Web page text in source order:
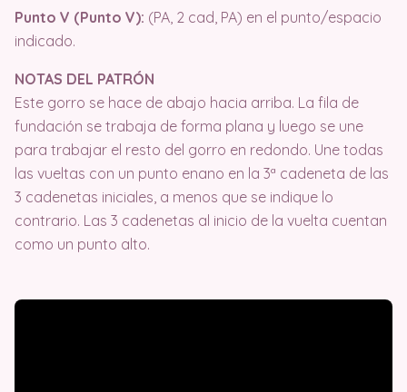
Punto V (Punto V): (PA, 2 cad, PA) en el punto/espacio
indicado.
NOTAS DEL PATRÓN
Este gorro se hace de abajo hacia arriba. La fila de
fundación se trabaja de forma plana y luego se une
para trabajar el resto del gorro en redondo. Une todas
las vueltas con un punto enano en la 3ª cadeneta de las
3 cadenetas iniciales, a menos que se indique lo
contrario. Las 3 cadenetas al inicio de la vuelta cuentan
como un punto alto.